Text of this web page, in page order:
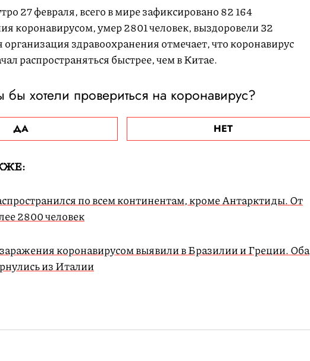
27 февраля, всего в мире зафиксировано 82 164
коронавирусом, умер 2801 человек, выздоровели 32
здравоохранения отмечает, что коронавирус
распространяться быстрее, чем в Китае.
бы хотели провериться на коронавирус?
ДА НЕТ
по всем континентам, кроме Антарктиды. От
2800 человек
коронавирусом выявили в Бразилии и Греции. Оба
из Италии